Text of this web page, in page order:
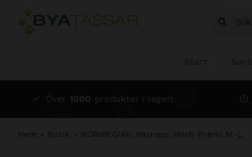
Fortsätt
Sök
Över 1000 produkter i lager!
Hem » Butik » NORWEGIAN Harness Mesh Preno M-L